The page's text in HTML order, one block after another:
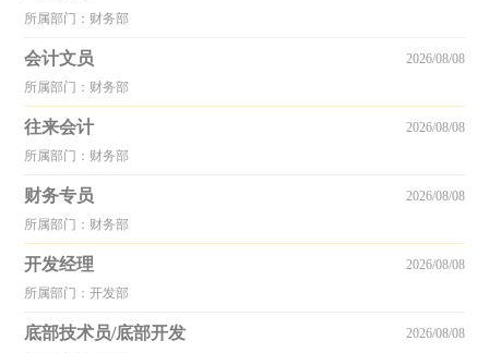
所属部门：财务部
会计文员
所属部门：财务部
2026/08/08
往来会计
所属部门：财务部
2026/08/08
财务专员
所属部门：财务部
2026/08/08
开发经理
所属部门：开发部
2026/08/08
底部技术员/底部开发 2026/08/08